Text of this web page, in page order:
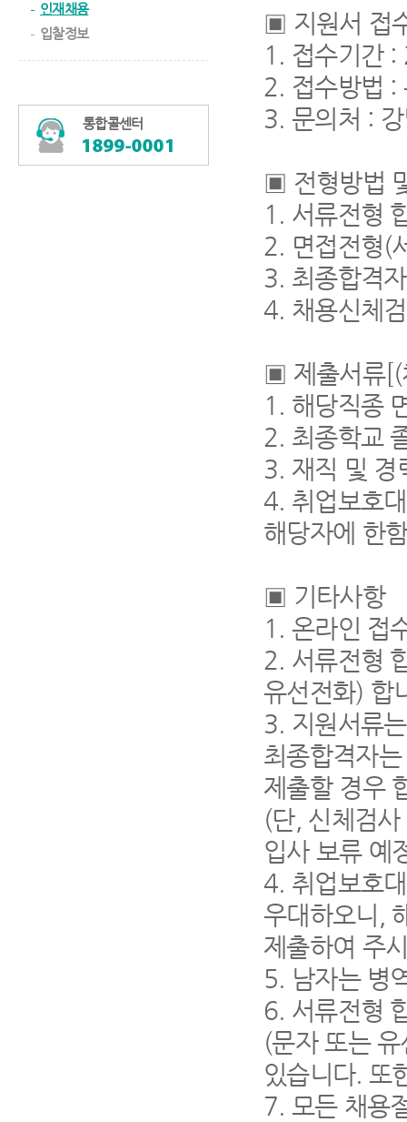
인재채용
입찰정보
통합콜센터
▣ 지원서 접
1. 접수기간 :
2. 접수방법 :
3. 문의처 :
▣ 전형방법
1. 서류전형
2. 면접전형(
3. 최종합격
4. 채용신체
▣ 제출서류[(
1. 해당직종
2. 최종학교
3. 재직 및
4. 취업보호
해당자에 한
▣ 기타사항
1. 온라인 접
2. 서류전형
유선전화) 합
3. 지원서류
최종합격자
제출할 경우
(단, 신체검
입사 보류 예
4. 취업보호
우대하오니
제출하여 주
5. 남자는 병
6. 서류전형
(문자 또는 유
있습니다. 또
7. 모든 채용